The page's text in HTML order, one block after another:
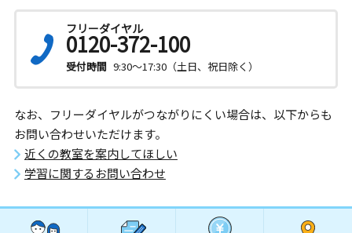
フリーダイヤル
0120-372-100
受付時間 9:30～17:30（土日、祝日除く）
なお、フリーダイヤルがつながりにくい場合は、以下からも
お問い合わせいただけます。
近くの教室を案内してほしい
学習に関するお問い合わせ